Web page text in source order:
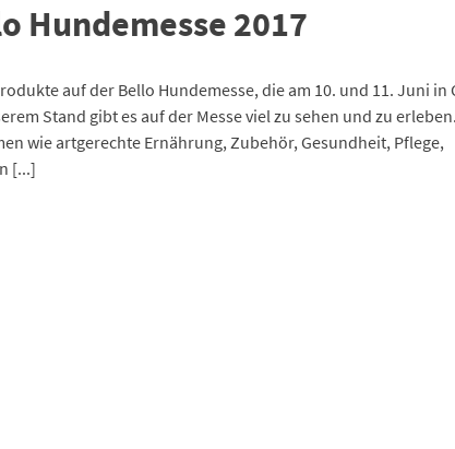
Hundemesse 2017
auf der Bello Hundemesse, die am 10. und 11. Juni in
Stand gibt es auf der Messe viel zu sehen und zu erleben.
wie artgerechte Ernährung, Zubehör, Gesundheit, Pflege,
[...]